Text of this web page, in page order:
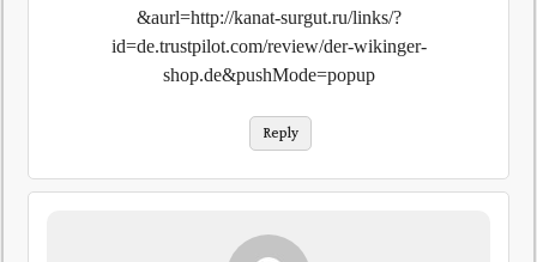
&aurl=http://kanat-surgut.ru/links/?
id=de.trustpilot.com/review/der-wikinger-
shop.de&pushMode=popup
Reply